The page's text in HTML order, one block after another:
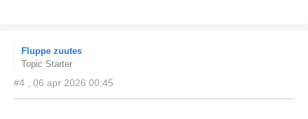
Fluppe zuutes
Topic Starter
#4 , 06 apr 2026 00:45